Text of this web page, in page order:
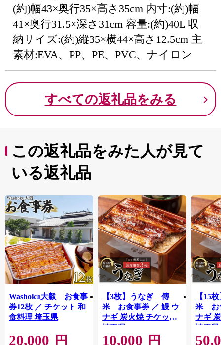
(約)幅43×奥行35×高さ35cm 内寸:(約)幅
41×奥行31.5×深さ31cm 容量:(約)40L 収
納サイズ:(約)縦35×横44×高さ12.5cm 主
素材:EVA、PP、PE、PVC、ナイロン
すべての返礼品をみる
この返礼品をみた人が見て
いる返礼品
Washoku大穀 お食事
券12枚 ／ チケット 和
食料理 埼玉県
20,000 円
【3枚】うなぎ 傳
米 お食事券 ／ 鰻 ウ
ナギ 炭火焼 チケット
埼玉県
10,000 円
【15
米 お
ナギ
埼玉県